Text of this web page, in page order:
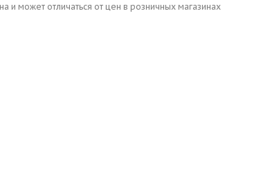
и может отличаться от цен в розничных магазинах